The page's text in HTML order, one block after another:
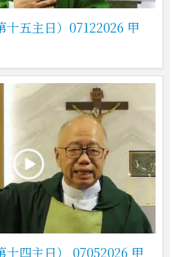
十五主日）07122026 甲
十四主日） 07052026 甲